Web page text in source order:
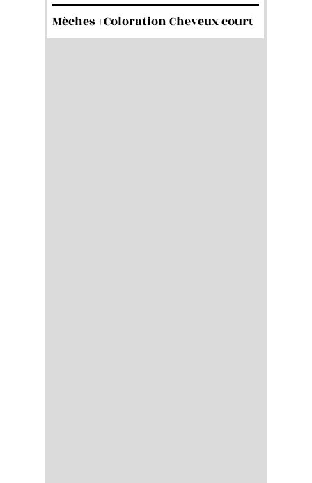
Mèches +Coloration Cheveux court